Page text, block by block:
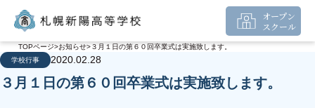
オープン
スクール
TOPページ お知らせ ３月１日の第６０回卒業式は実施致します。
学校行事
2020.02.28
３月１日の第６０回卒業式は実施致します。